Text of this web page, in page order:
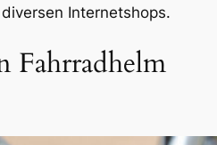
Internetshops.
Fahrradhelm